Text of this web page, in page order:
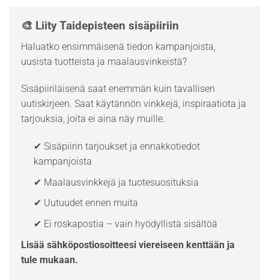
🎨 Liity Taidepisteen sisäpiiriin
Haluatko ensimmäisenä tiedon kampanjoista,
uusista tuotteista ja maalausvinkeistä?
Sisäpiiriläisenä saat enemmän kuin tavallisen
uutiskirjeen. Saat käytännön vinkkejä, inspiraatiota ja
tarjouksia, joita ei aina näy muille.
✔ Sisäpiirin tarjoukset ja ennakkotiedot
kampanjoista
✔ Maalausvinkkejä ja tuotesuosituksia
✔ Uutuudet ennen muita
✔ Ei roskapostia – vain hyödyllistä sisältöä
Lisää sähköpostiosoitteesi viereiseen kenttään ja
tule mukaan.